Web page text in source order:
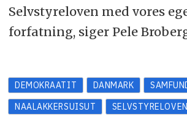
Selvstyreloven med vores
forfatning, siger Pele
DEMOKRAATIT DANMARK
NAALAKKERSUISUT
SELVSTYRELOVEN